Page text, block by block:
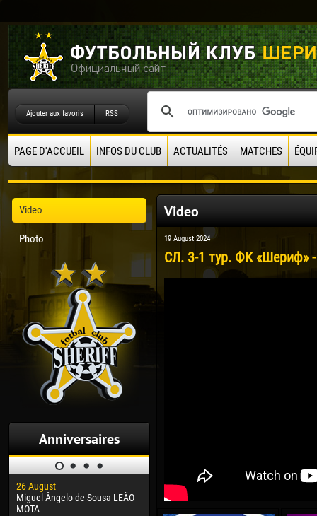
Ajouter aux favoris RSS
PAGE D'ACCUEIL INFOS DU CLUB ACTUALITÉS MATCHES
Video
Photo
Anniversaires
26 August
Miguel Ângelo de Sousa LEÃO
MOTA
30 January
Dhoraso Moreo KLAS
04
Video
19 August 2024
СЛ. 3-1 тур. ФК «Шериф»